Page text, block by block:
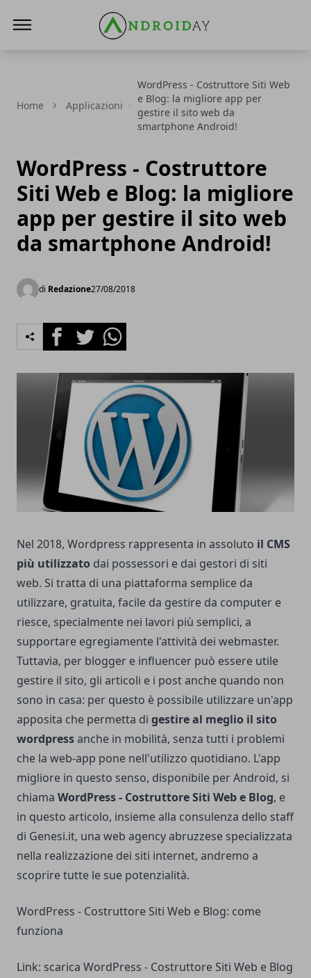
Home Applicazioni
WordPress - Costruttore Siti Web
e Blog: la migliore app per
gestire il sito web da
smartphone Android!
WordPress - Costruttore
Siti Web e Blog: la migliore
app per gestire il sito web
da smartphone Android!
di Redazione27/08/2018
FacebookTwitterWhatsapp
Nel 2018, Wordpress rappresenta in assoluto il CMS
più utilizzato dai possessori e dai gestori di siti
web. Si tratta di una piattaforma semplice da
utilizzare, gratuita, facile da gestire da computer e
riesce, specialmente nei lavori più semplici, a
supportare egregiamente l'attività dei webmaster.
Tuttavia, per blogger e influencer può essere utile
gestire il sito, gli articoli e i post anche quando non
sono in casa: per questo è possibile utilizzare un'app
apposita che permetta di gestire al meglio il sito
wordpressanche in mobilità, senza tutti i problemi
che la web-app pone nell'utilizzo quotidiano. L'app
migliore in questo senso, disponibile per Android, si
chiama WordPress - Costruttore Siti Web e Blog, e
in questo articolo, insieme alla consulenza dello staff
di Genesi.it, una web agency abruzzese specializzata
nella realizzazione dei siti internet, andremo a
scoprire tutte le sue potenzialità.
WordPress - Costruttore Siti Web e Blog: come
funziona
Link: scarica WordPress - Costruttore Siti Web e Blog